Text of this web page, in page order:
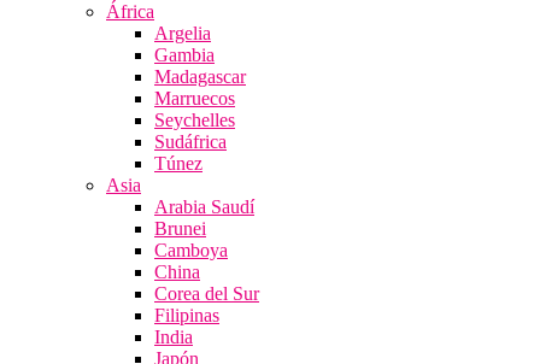
África
Argelia
Gambia
Madagascar
Marruecos
Seychelles
Sudáfrica
Túnez
Asia
Arabia Saudí
Brunei
Camboya
China
Corea del Sur
Filipinas
India
Japón